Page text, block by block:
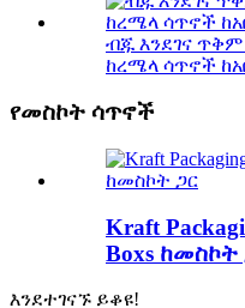
ብጁ እንደገና
ከረሜላ ሳጥኖች
የመስኮት ሳጥኖች
Kraft
Boxs ከመስኮት
እንደተገናኙ ይቆዩ!